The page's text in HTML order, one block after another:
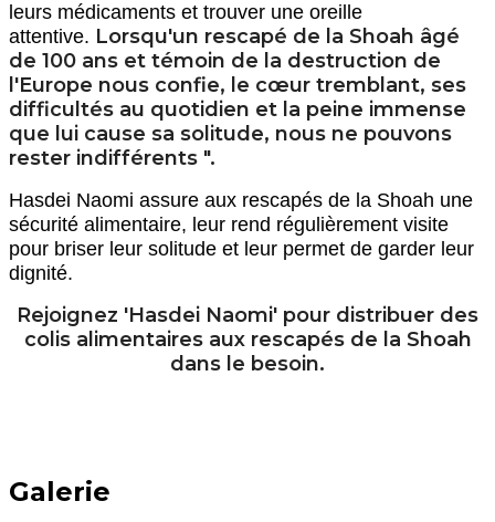
leurs médicaments et trouver une oreille
attentive. Lorsqu'un rescapé de la Shoah âgé
de 100 ans et témoin de la destruction de
l'Europe nous confie, le cœur tremblant, ses
difficultés au quotidien et la peine immense
que lui cause sa solitude, nous ne pouvons
rester indifférents ".
Hasdei Naomi assure aux rescapés de la Shoah une
sécurité alimentaire, leur rend régulièrement visite
pour briser leur solitude et leur permet de garder leur
dignité.
Rejoignez 'Hasdei Naomi' pour distribuer des
colis alimentaires aux rescapés de la Shoah
dans le besoin.
Galerie